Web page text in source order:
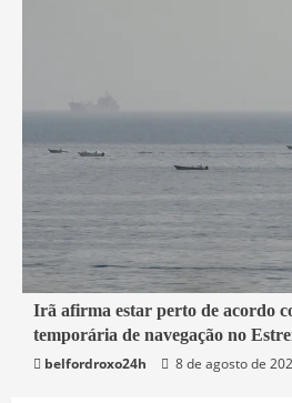
1 min read
Economia
Irã afirma estar perto de acordo
temporária de navegação no
belfordroxo24h
8 de agosto de